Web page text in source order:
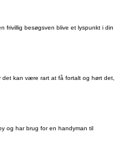
frivillig besøgsven blive et lyspunkt i din
det kan være rart at få fortalt og hørt det,
og har brug for en handyman til